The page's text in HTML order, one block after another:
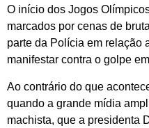
O início dos Jogos
marcados por cenas de
parte da Polícia em relação
manifestar contra o golpe
Ao contrário do que
quando a grande mídia
machista, que a presidenta